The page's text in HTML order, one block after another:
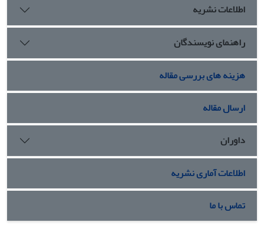
اطلاعات نشریه
راهنمای نویسندگان
هزینه های بررسی مقاله
ارسال مقاله
داوران
اطلاعات آماری نشریه
تماس با ما